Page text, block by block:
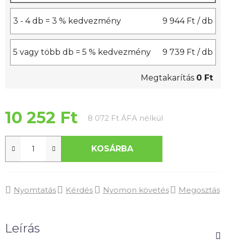
3 - 4 db = 3 % kedvezmény 9 944 Ft / db
5 vagy több db = 5 % kedvezmény 9 739 Ft / db
Megtakarítás 0 Ft
10 252 Ft 8 072 Ft ÁFA nélkül
KOSÁRBA
Nyomtatás Kérdés Nyomon követés Megosztás
Leírás